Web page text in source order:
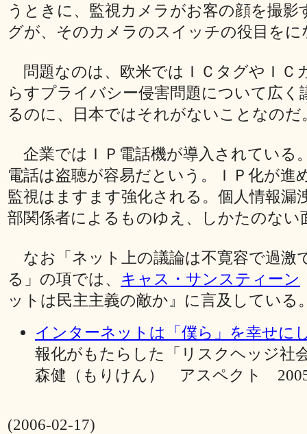
うときに、監視カメラがお客の顔を撮影
グが、そのカメラのスイッチの役目を
問題なのは、欧米ではＩＣタグやＩＣ
らすプライバシー侵害問題について広く
るのに、日本ではそれがないことなのだ
企業ではＩＰ電話機が導入されている
電話は盗聴が容易だという。ＩＰ化が進
監視はますます強化される。個人情報漏
部関係者によるものゆえ、しかたのない
なお「ネット上の議論は不寛容で過激
る」の項では、 キャス・サンスティーン
ットは民主主義の敵か』に言及している
インターネットは「僕ら」を幸せに
報化がもたらした「リスクヘッジ
森健（もりけん） アスペクト
(2006-02-17)